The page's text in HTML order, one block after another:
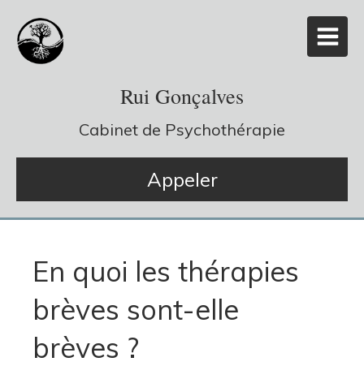
Rui Gonçalves
Cabinet de Psychothérapie
Appeler
En quoi les thérapies
brèves sont-elle
brèves ?